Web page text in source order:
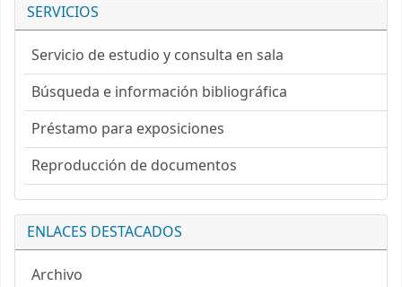
SERVICIOS
Servicio de estudio y consulta en sala
Búsqueda e información bibliográfica
Préstamo para exposiciones
Reproducción de documentos
ENLACES DESTACADOS
Archivo